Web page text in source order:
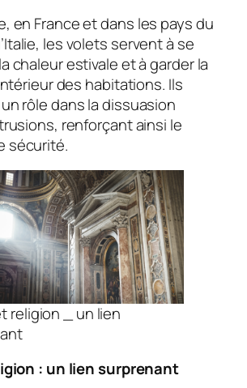
en France et dans les pays du
les volets servent à se
chaleur estivale et à garder la
des habitations. Ils
rôle dans la dissuasion
renforçant ainsi le
sécurité.
religion _ un lien
: un lien surprenant